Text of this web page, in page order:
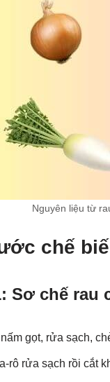
Nguyên liệu từ
chế
Sơ chế rau
gọt, rửa sạch,
rô rửa sạch rồi cắt